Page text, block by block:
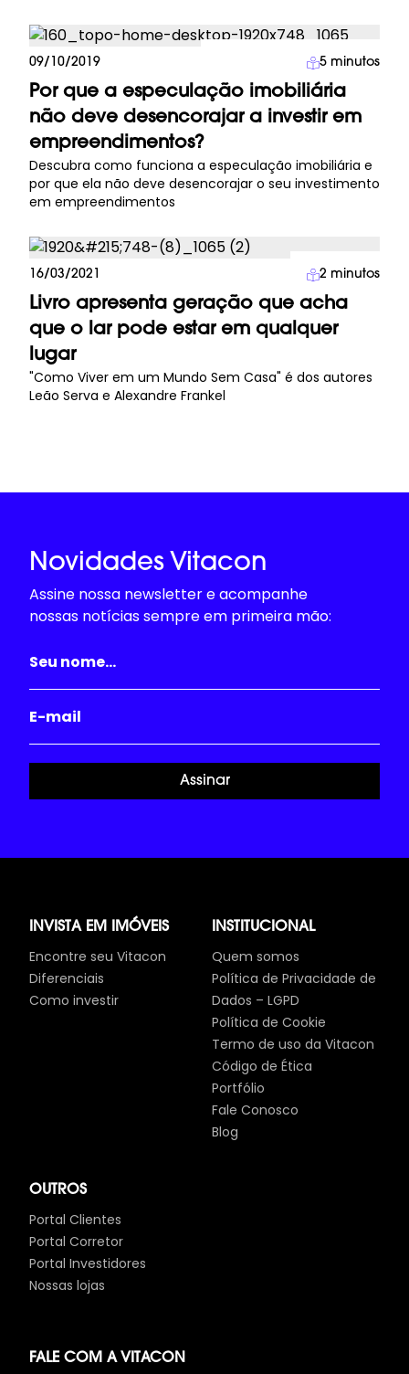
Investimento Imobiliário
09/10/2019 5 minutos
Por que a especulação imobiliária
não deve desencorajar a investir em
empreendimentos?
Descubra como funciona a especulação imobiliária e
por que ela não deve desencorajar o seu investimento
em empreendimentos
Imprensa
16/03/2021 2 minutos
Livro apresenta geração que acha
que o lar pode estar em qualquer
lugar
"Como Viver em um Mundo Sem Casa" é dos autores
Leão Serva e Alexandre Frankel
Novidades Vitacon
Assine nossa newsletter e acompanhe
nossas notícias sempre em primeira mão:
Assinar
INVISTA EM IMÓVEIS
Encontre seu Vitacon
Diferenciais
Como investir
INSTITUCIONAL
Quem somos
Política de Privacidade de
Dados – LGPD
Política de Cookie
Termo de uso da Vitacon
Código de Ética
Portfólio
Fale Conosco
Blog
OUTROS
Portal Clientes
Portal Corretor
Portal Investidores
Nossas lojas
FALE COM A VITACON